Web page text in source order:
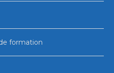
formation